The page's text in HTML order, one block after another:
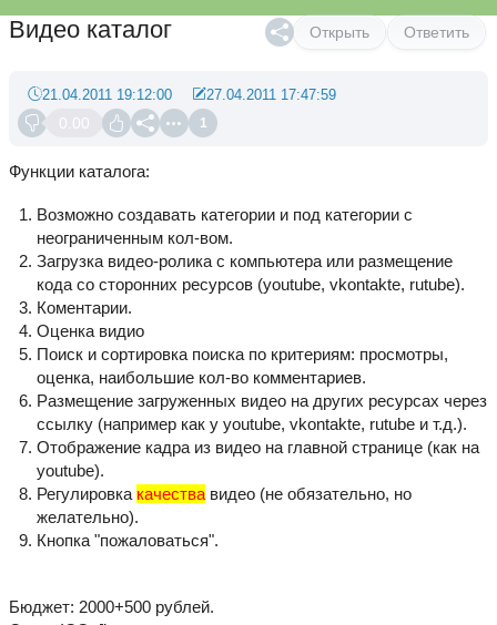
Открыть Ответить
Видео каталог
0.00 1
21.04.2011 19:12:00 27.04.2011 17:47:59
Функции каталога:
Возможно создавать категории и под категории с
неограниченным кол-вом.
Загрузка видео-ролика с компьютера или размещение
кода со сторонних ресурсов (youtube, vkontakte, rutube).
Коментарии.
Оценка видио
Поиск и сортировка поиска по критериям: просмотры,
оценка, наибольшие кол-во комментариев.
Размещение загруженных видео на других ресурсах через
ссылку (например как у youtube, vkontakte, rutube и т.д.).
Отображение кадра из видео на главной странице (как на
youtube).
Регулировка качества видео (не обязательно, но
желательно).
Кнопка "пожаловаться".
Бюджет: 2000+500 рублей.